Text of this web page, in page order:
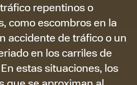
repentinos o
como escombros en la
accidente de tráfico o un
en los carriles de
estas situaciones, los